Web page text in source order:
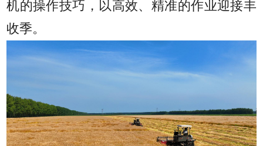
机的操作技巧，以高效、精准的作业迎接丰
收季。